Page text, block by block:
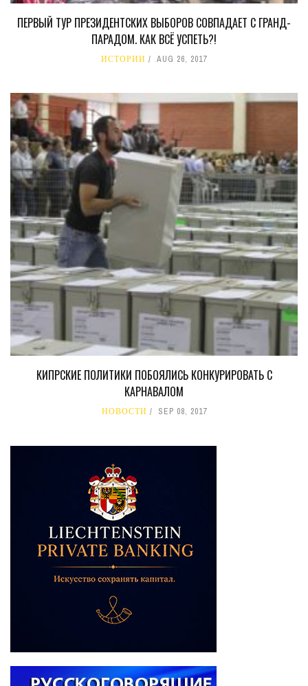
ПЕРВЫЙ ТУР ПРЕЗИДЕНТСКИХ ВЫБОРОВ СОВПАДАЕТ С ГРАНД-
ПАРАДОМ. КАК ВСЁ УСПЕТЬ?!
ИСТОРИИ AUG 26, 2017
КИПРСКИЕ ПОЛИТИКИ ПОБОЯЛИСЬ КОНКУРИРОВАТЬ С
КАРНАВАЛОМ
НОВОСТИ SEP 08, 2017